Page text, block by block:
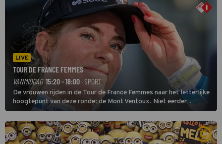
LIVE
TOUR DE FRANCE FEMMES
VANMIDDAG 15:20 - 18:00 · SPORT
De vrouwen rijden in de Tour de France Femmes naar het letterlijke
hoogtepunt van deze ronde: de Mont Ventoux. Niet eerder
finishten de vrouwen voor deze koers op deze kale col uit de
buitencategorie. De aanloop naar de slotklim is vlak.